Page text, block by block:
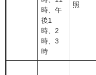
時、午
後1
時、2
時、3
時
照